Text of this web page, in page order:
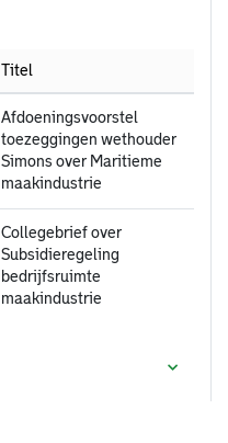
Titel
Afdoeningsvoorstel
toezeggingen wethouder
Simons over Maritieme
maakindustrie
Collegebrief over
Subsidieregeling
bedrijfsruimte
maakindustrie